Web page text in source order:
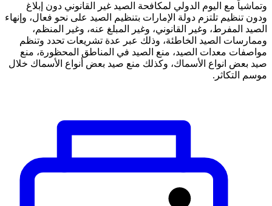
وتماشياً مع اليوم الدولي لمكافحة الصيد غير القانوني دون إبلاغ
ودون تنظيم تلتزم دولة الإمارات بتنظيم الصيد على نحو فعال، وإنهاء
الصيد المفرط، وغير القانوني، وغير المبلغ عنه، وغير المنظم،
وممارسات الصيد الخاطئة، وذلك عبر عدة تشريعات تحدد وتنظم
مواصفات معدات الصيد، منع الصيد في المناطق المحظورة، منع
صيد بعض انواع الأسماك، وكذلك منع صيد بعض أنواع الأسماك خلال
موسم التكاثر.